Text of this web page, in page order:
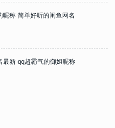
昵称 简单好听的闲鱼网名
最新 qq超霸气的御姐昵称